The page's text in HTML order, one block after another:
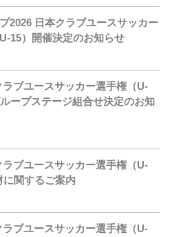
2026 日本クラブユースサッカー
15）開催決定のお知らせ
ブユースサッカー選手権（U-
ープステージ組合せ決定のお知
ブユースサッカー選手権（U-
関するご案内
ブユースサッカー選手権（U-